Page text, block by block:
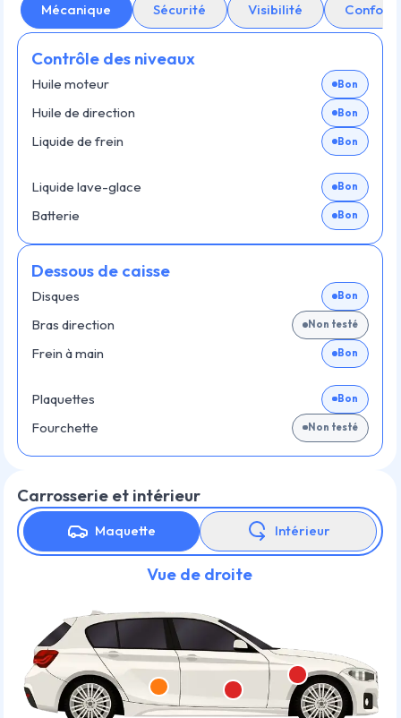
Mécanique Sécurité Visibilité Confort
Contrôle des niveaux
Huile moteur Bon
Huile de direction Bon
Liquide de frein Bon
Liquide lave-glace Bon
Batterie Bon
Dessous de caisse
Disques Bon
Bras direction Non testé
Frein à main Bon
Plaquettes Bon
Fourchette Non testé
Carrosserie et intérieur
Maquette Intérieur
Vue de droite